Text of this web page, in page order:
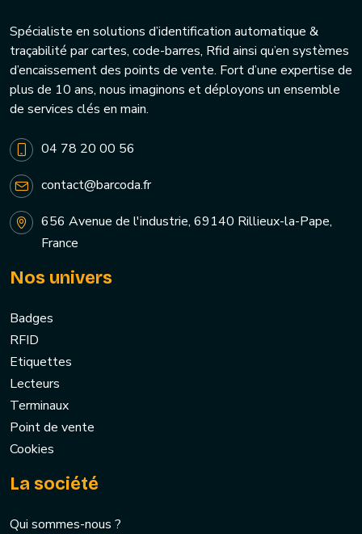
Spécialiste en solutions d’identification automatique &
traçabilité par cartes, code-barres, Rfid ainsi qu’en systèmes
d’encaissement des points de vente. Fort d’une expertise de
plus de 10 ans, nous imaginons et déployons un ensemble
de services clés en main.
04 78 20 00 56
contact@barcoda.fr
656 Avenue de l'industrie, 69140 Rillieux-la-Pape,
France
Nos univers
Badges
RFID
Etiquettes
Lecteurs
Terminaux
Point de vente
Cookies
La société
Qui sommes-nous ?